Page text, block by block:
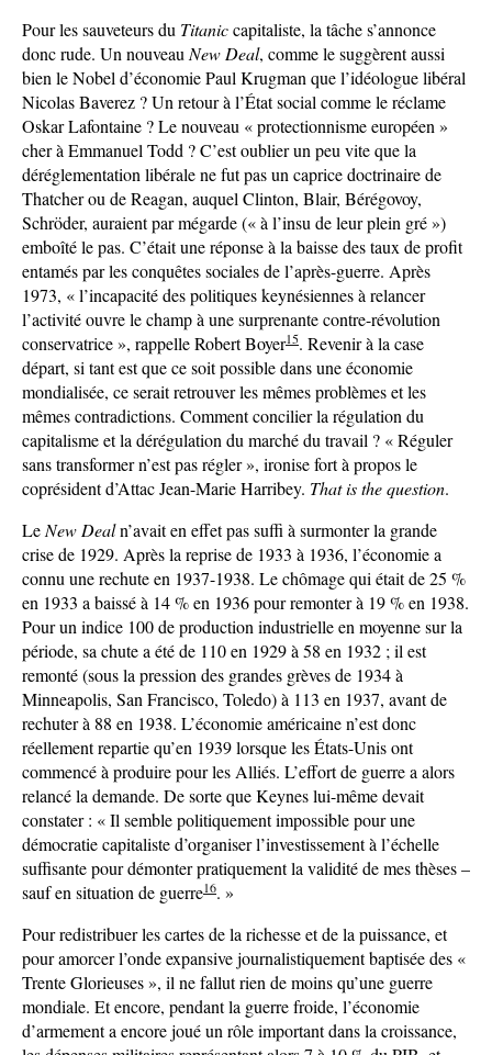
Pour les sauveteurs du Titaniccapitaliste, la tâche s’annonce
donc rude. Un nouveau New Deal, comme le suggèrent aussi
bien le Nobel d’économie Paul Krugman que l’idéologue libéral
Nicolas Baverez ? Un retour à l’État social comme le réclame
Oskar Lafontaine ? Le nouveau « protectionnisme européen »
cher à Emmanuel Todd ? C’est oublier un peu vite que la
déréglementation libérale ne fut pas un caprice doctrinaire de
Thatcher ou de Reagan, auquel Clinton, Blair, Bérégovoy,
Schröder, auraient par mégarde (« à l’insu de leur plein gré »)
emboîté le pas. C’était une réponse à la baisse des taux de profit
entamés par les conquêtes sociales de l’après-guerre. Après
1973, « l’incapacité des politiques keynésiennes à relancer
l’activité ouvre le champ à une surprenante contre-révolution
conservatrice », rappelle Robert Boyer15. Revenir à la case
départ, si tant est que ce soit possible dans une économie
mondialisée, ce serait retrouver les mêmes problèmes et les
mêmes contradictions. Comment concilier la régulation du
capitalisme et la dérégulation du marché du travail ? « Réguler
sans transformer n’est pas régler », ironise fort à propos le
coprésident d’Attac Jean-Marie Harribey. That is the question.
Le New Dealn’avait en effet pas suffi à surmonter la grande
crise de 1929. Après la reprise de 1933 à 1936, l’économie a
connu une rechute en 1937-1938. Le chômage qui était de 25 %
en 1933 a baissé à 14 % en 1936 pour remonter à 19 % en 1938.
Pour un indice 100 de production industrielle en moyenne sur la
période, sa chute a été de 110 en 1929 à 58 en 1932 ; il est
remonté (sous la pression des grandes grèves de 1934 à
Minneapolis, San Francisco, Toledo) à 113 en 1937, avant de
rechuter à 88 en 1938. L’économie américaine n’est donc
réellement repartie qu’en 1939 lorsque les États-Unis ont
commencé à produire pour les Alliés. L’effort de guerre a alors
relancé la demande. De sorte que Keynes lui-même devait
constater : « Il semble politiquement impossible pour une
démocratie capitaliste d’organiser l’investissement à l’échelle
suffisante pour démonter pratiquement la validité de mes thèses –
sauf en situation de guerre16. »
Pour redistribuer les cartes de la richesse et de la puissance, et
pour amorcer l’onde expansive journalistiquement baptisée des «
Trente Glorieuses », il ne fallut rien de moins qu’une guerre
mondiale. Et encore, pendant la guerre froide, l’économie
d’armement a encore joué un rôle important dans la croissance,